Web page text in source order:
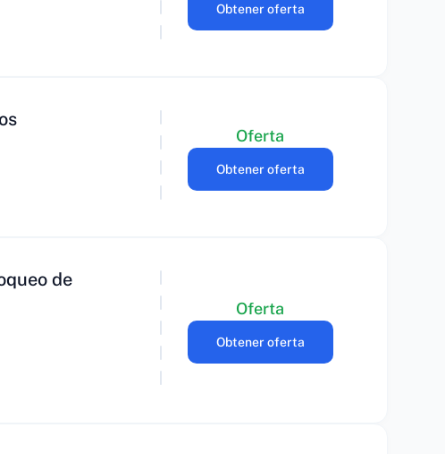
Obtener oferta
Oferta
Obtener oferta
de
Oferta
Obtener oferta